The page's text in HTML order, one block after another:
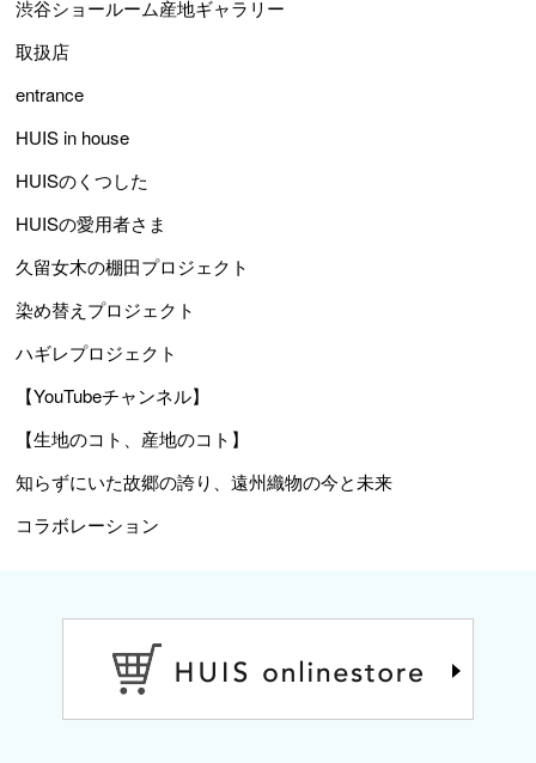
渋谷ショールーム産地ギャラリー
取扱店
entrance
HUIS in house
HUISのくつした
HUISの愛用者さま
久留女木の棚田プロジェクト
染め替えプロジェクト
ハギレプロジェクト
【YouTubeチャンネル】
【生地のコト、産地のコト】
知らずにいた故郷の誇り、遠州織物の今と未来
コラボレーション